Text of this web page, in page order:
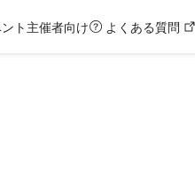
ト主催者向け よくある質問